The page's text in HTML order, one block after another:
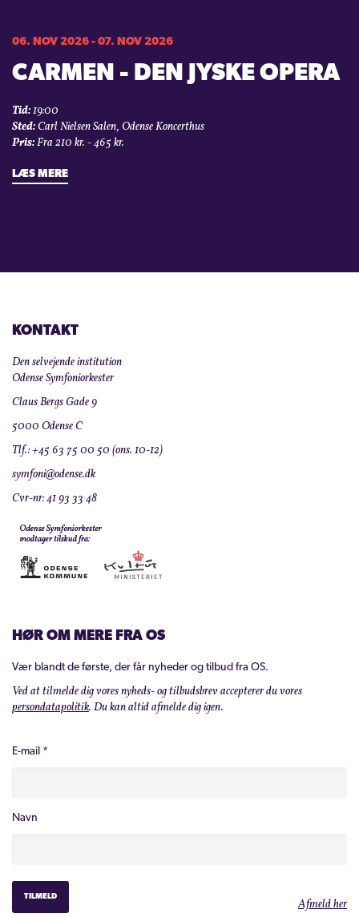
06. NOV 2026 - 07. NOV 2026
CARMEN - DEN JYSKE OPERA
Tid:19:00
Sted:Carl Nielsen Salen, Odense Koncerthus
Pris:Fra 210 kr. - 465 kr.
LÆS MERE
KONTAKT
Den selvejende institution
Odense Symfoniorkester
Claus Bergs Gade 9
5000 Odense C
Tlf.: +45 63 75 00 50 (ons. 10-12)
symfoni@odense.dk
Cvr-nr: 41 93 33 48
HØR OM MERE FRA OS
Vær blandt de første, der får nyheder og tilbud fra OS.
Ved at tilmelde dig vores nyheds- og tilbudsbrev accepterer du vores
persondatapolitik. Du kan altid afmelde dig igen.
E-mail *
Navn
Afmeld her